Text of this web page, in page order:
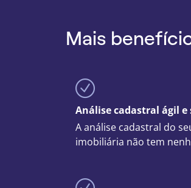
Mais
circlecheck
Análise cadastral ágil e
A análise cadastral do
imobiliária não tem